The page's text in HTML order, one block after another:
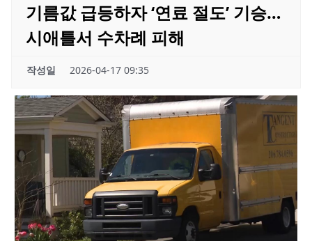
기름값 급등하자 ‘연료 절도’ 기승…
시애틀서 수차례 피해
작성일 2026-04-17 09:35